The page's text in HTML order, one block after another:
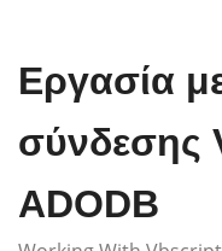
Εργασία
σύνδεσης
ADODB